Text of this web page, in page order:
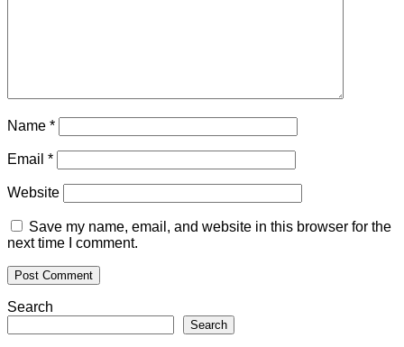
Name *
Email *
Website
Save my name, email, and website in this browser for the
next time I comment.
Search
Search